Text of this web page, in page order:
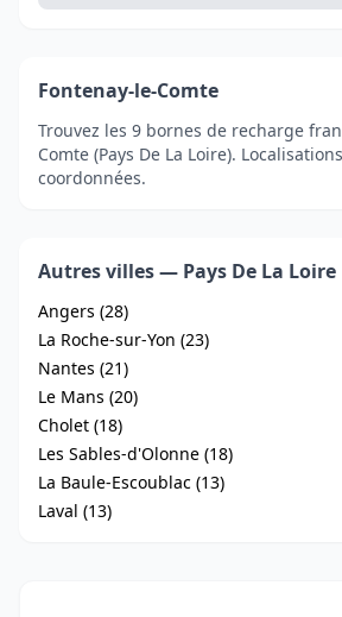
Fontenay-le-Comte
Trouvez les 9 bornes de recharge
Comte (Pays De La Loire).
coordonnées.
Autres villes — Pays De La Loire
Angers (28)
La Roche-sur-Yon (23)
Nantes (21)
Le Mans (20)
Cholet (18)
Les Sables-d'Olonne (18)
La Baule-Escoublac (13)
Laval (13)